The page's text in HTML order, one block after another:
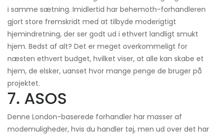
i samme sætning. Imidlertid har behemoth-forhandleren
gjort store fremskridt med at tilbyde moderigtigt
hjemindretning, der ser godt ud i ethvert landligt smukt
hjem. Bedst af alt? Det er meget overkommeligt for
næsten ethvert budget, hvilket viser, at alle kan skabe et
hjem, de elsker, uanset hvor mange penge de bruger på
projektet.
7. ASOS
Denne London-baserede forhandler har masser af
modemuligheder, hvis du handler tøj, men ud over det har